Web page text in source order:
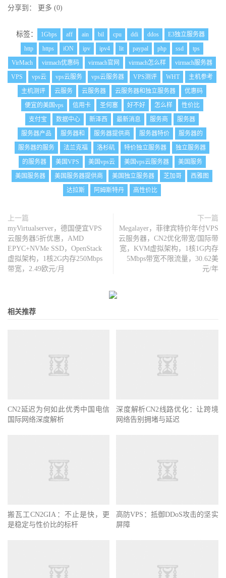
分享到： 更多 (0)
标签： 1Gbps aff ain bil cpu ddi ddos
E3独立服务器
http
https iON ipv ipv4 lit paypal php ssd
tps
VirMach
virmach优惠码 virmach官网 virmach怎么样
virmach服务器
VPS
vps云 vps云服务 vps云服务器 VPS测评 WHT
主机参考
主机测评
云服务 云服务器 云服务器和独立服务器
优惠码
便宜的美国vps
信用卡 圣何塞 好不好 怎么样
性价比
支付宝
数据中心 新泽西 最新消息 服务商
服务器
服务器产品
服务器和 服务器提供商 服务器特价
服务器的
服务器的服务
法兰克福 洛杉矶 特价独立服务器
独立服务器
的服务器
美国VPS 美国vps云 美国vps云服务器
美国服务
美国服务器
美国服务器提供商 美国独立服务器 芝加哥
西雅图
达拉斯
阿姆斯特丹 高性价比
上一篇
myVirtualserver，德国便宜VPS
云服务器5折优惠，AMD
EPYC+NVMe SSD，OpenStack
虚拟架构，1核2G内存250Mbps
带宽，2.49欧元/月
下一篇
Megalayer，菲律宾特价年付VPS
云服务器，CN2优化带宽/国际带
宽，KVM虚拟架构，1核1G内存
5Mbps带宽不限流量，30.62美
元/年
相关推荐
CN2延迟为何如此优秀中国电信
国际网络深度解析
深度解析CN2线路优化：让跨境
网络告别拥堵与延迟
搬瓦工CN2GIA：不止是快，更
是稳定与性价比的标杆
高防VPS：抵御DDoS攻击的坚实
屏障